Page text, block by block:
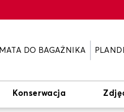
MATA DO BAGAŻNIKA
Konserwacja